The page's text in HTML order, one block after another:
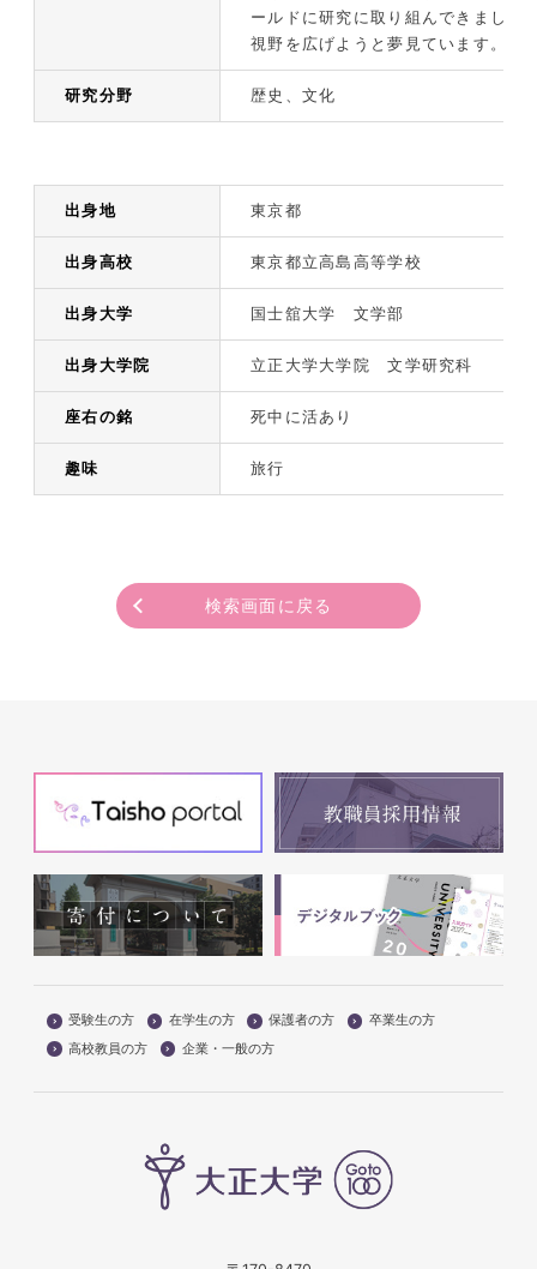
ールドに研究に取り組んできました
視野を広げようと夢見ています。
研究分野 歴史、文化
出身地 東京都
出身高校 東京都立高島高等学校
出身大学 国士舘大学 文学部
出身大学院 立正大学大学院 文学研究科
座右の銘 死中に活あり
趣味 旅行
検索画面に戻る
受験生の方 在学生の方 保護者の方
卒業生の方
高校教員の方
企業・一般の方